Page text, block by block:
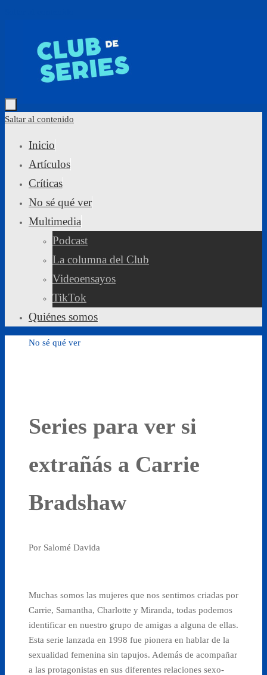
Saltar al contenido
Inicio
Artículos
Críticas
No sé qué ver
Multimedia
Podcast
La columna del Club
Videoensayos
TikTok
Quiénes somos
No sé qué ver
Series para ver si
extrañás a Carrie
Bradshaw
Por Salomé Davida
Muchas somos las mujeres que nos sentimos criadas por
Carrie, Samantha, Charlotte y Miranda, todas podemos
identificar en nuestro grupo de amigas a alguna de ellas.
Esta serie lanzada en 1998 fue pionera en hablar de la
sexualidad femenina sin tapujos. Además de acompañar
a las protagonistas en sus diferentes relaciones sexo-